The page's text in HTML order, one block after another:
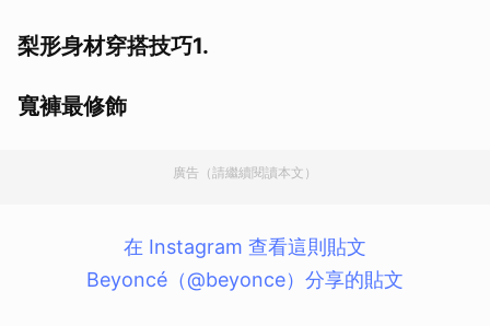
梨形身材穿搭技巧1.
寬褲最修飾
廣告（請繼續閱讀本文）
在 Instagram 查看這則貼文
Beyoncé（@beyonce）分享的貼文